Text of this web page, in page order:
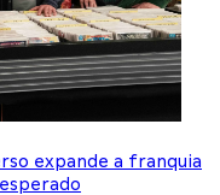
expande a franquia